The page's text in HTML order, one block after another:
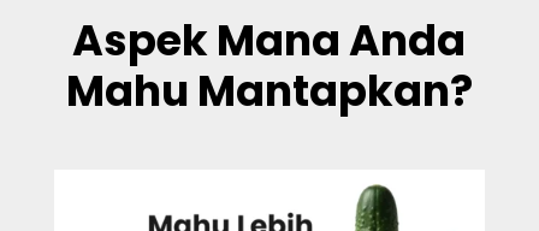
Aspek Mana Anda
Mahu Mantapkan?